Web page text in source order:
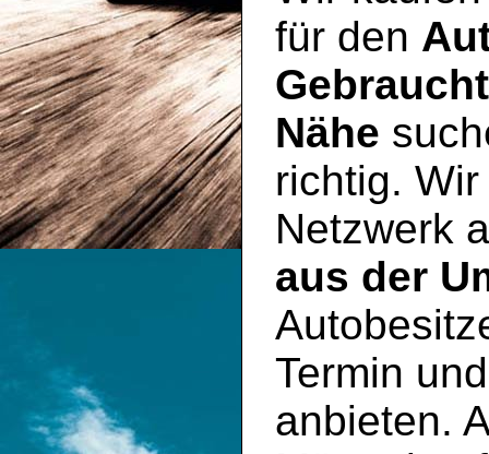
für den
Nähe
richtig.
Netzwerk
aus der
Termin
anbieten.